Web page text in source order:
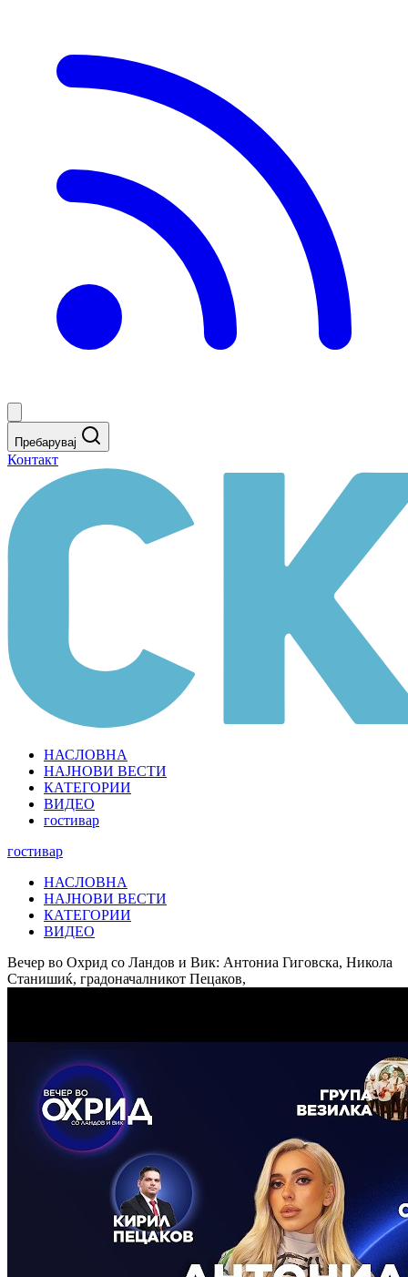
Пребарувај
Контакт
НАСЛОВНА
НАЈНОВИ ВЕСТИ
КАТЕГОРИИ
ВИДЕО
гостивар
гостивар
НАСЛОВНА
НАЈНОВИ ВЕСТИ
КАТЕГОРИИ
ВИДЕО
Вечер во Охрид со Ландов и Вик: Антониа Гиговска, Никола
Станишиќ, градоначалникот Пецаков,